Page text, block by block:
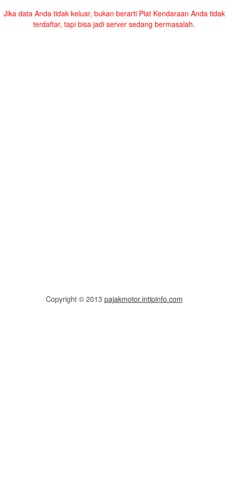
Jika data Anda tidak keluar, bukan berarti Plat Kendaraan Anda tidak
terdaftar, tapi bisa jadi server sedang bermasalah.
Copyright © 2013 pajakmotor.intipinfo.com